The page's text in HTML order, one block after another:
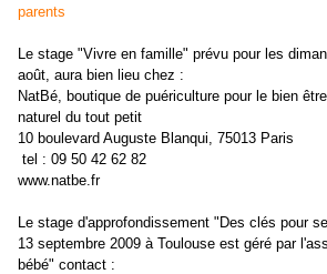
parents
Le stage "Vivre en famille" prévu pour les
août, aura bien lieu chez :
NatBé, boutique de puériculture pour le bien
naturel du tout petit
10 boulevard Auguste Blanqui, 75013 Paris
tel : 09 50 42 62 82
www.natbe.fr
Le stage d'approfondissement "Des clés pour
13 septembre 2009 à Toulouse est géré par
bébé" contact :